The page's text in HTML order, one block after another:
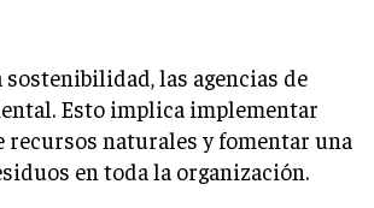
las agencias de
Esto implica implementar
recursos naturales y fomentar una
en toda la organización.